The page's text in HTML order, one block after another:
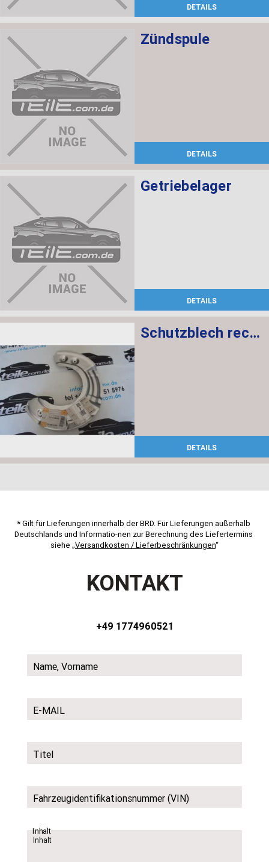
DETAILS
Zündspule
DETAILS
Getriebelager
DETAILS
Schutzblech rechts
DETAILS
* Gilt für Lieferungen innerhalb der BRD. Für Lieferungen außerhalb
Deutschlands und Informatio-nen zur Berechnung des Liefertermins
siehe „Versandkosten / Lieferbeschränkungen“
KONTAKT
+49 1774960521
Name, Vorname
E-MAIL
Titel
Fahrzeugidentifikationsnummer (VIN)
Inhalt